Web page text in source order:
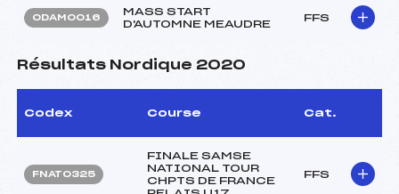
ODAM0016
MASS START
D'AUTOMNE MEAUDRE
FFS
Résultats Nordique 2020
Codex Course Cat.
FNAT0325
FINALE SAMSE
NATIONAL TOUR
CHPTS DE FRANCE
FFS